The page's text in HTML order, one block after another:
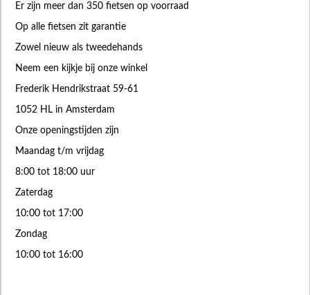
Er zijn meer dan 350 fietsen op voorraad
Op alle fietsen zit garantie
Zowel nieuw als tweedehands
Neem een kijkje bij onze winkel
Frederik Hendrikstraat 59-61
1052 HL in Amsterdam
Onze openingstijden zijn
Maandag t/m vrijdag
8:00 tot 18:00 uur
Zaterdag
10:00 tot 17:00
Zondag
10:00 tot 16:00